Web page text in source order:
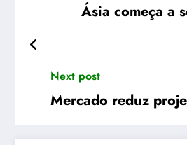
Ásia começa a
Next post
Mercado reduz